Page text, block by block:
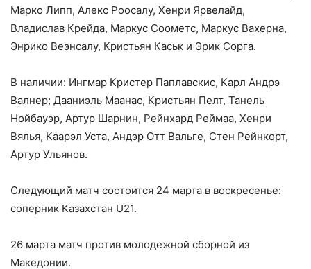
Марко Липп, Алекс Роосалу, Хенри Ярвелайд,
Владислав Крейда, Маркус Соометс, Маркус Вахерна,
Энрико Веэнсалу, Кристьян Каськ и Эрик Сорга.
В наличии: Ингмар Кристер Паплавскис, Карл Андрэ
Валнер; Дааниэль Маанас, Кристьян Пелт, Танель
Нойбауэр, Артур Шарнин, Рейнхард Реймаа, Хенри
Вялья, Каарэл Уста, Андэр Отт Вальге, Стен Рейнкорт,
Артур Ульянов.
Следующий матч состоится 24 марта в воскресенье:
соперник Казахстан U21.
26 марта матч против молодежной сборной из
Македонии.